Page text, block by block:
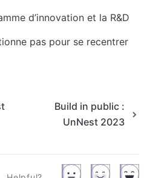
d’innovation et la R&D
pas pour se recentrer
Build in public :
UnNest 2023